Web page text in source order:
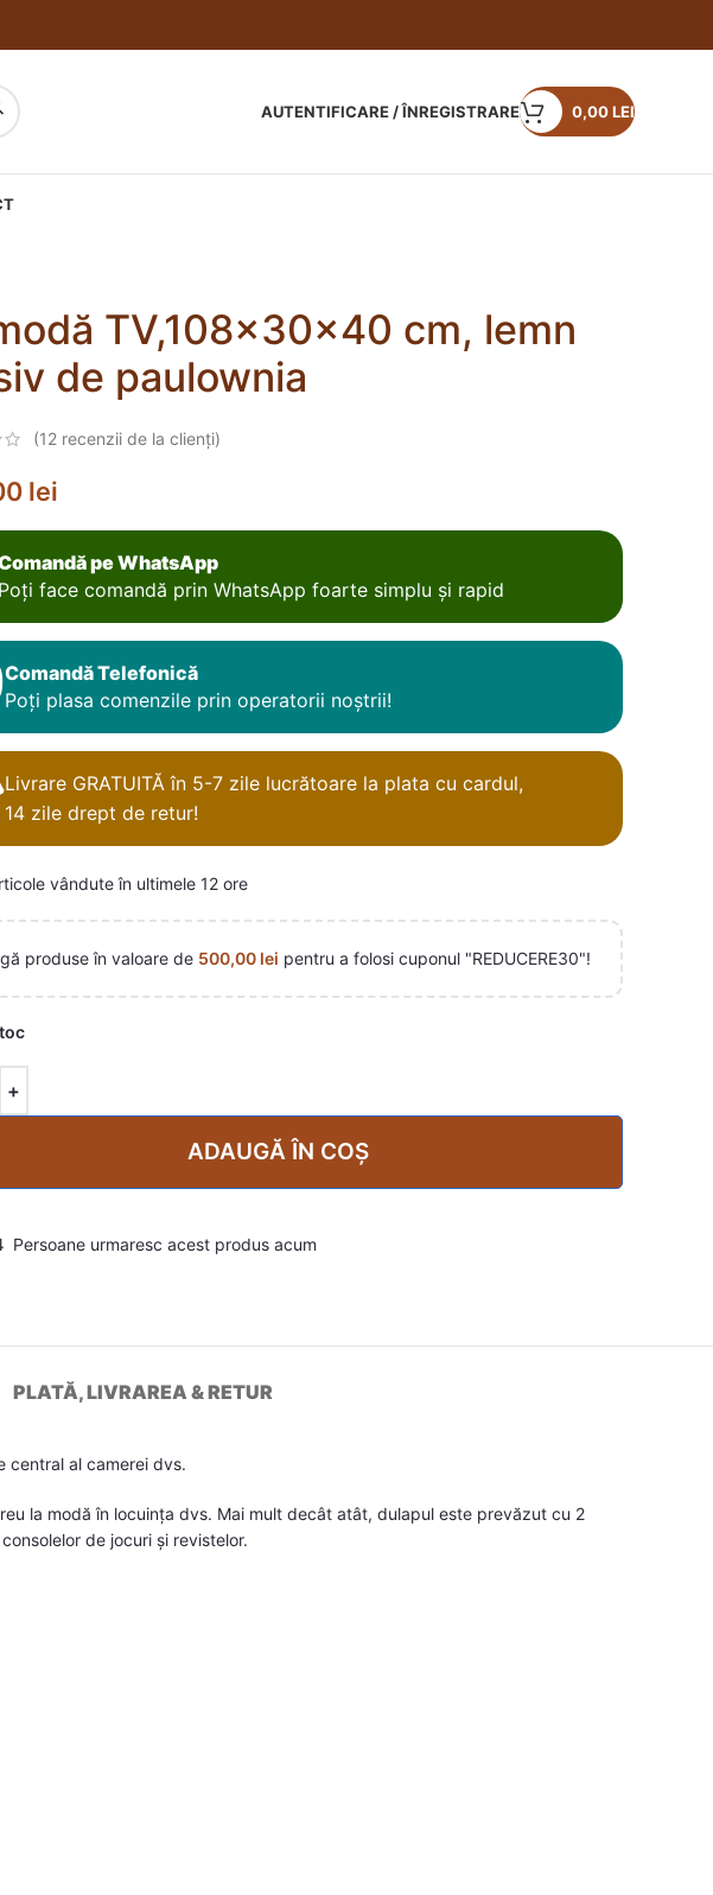
AUTENTIFICARE / ÎNREGISTRARE 0,00LEI
TV,108x30x40 cm, lemn
de paulownia
(12 recenzii de la clienți)
lei
pe WhatsApp
Poți face comandă prin WhatsApp foarte simplu și rapid
Comandă Telefonică
Poți plasa comenzile prin operatorii noștrii!
Livrare GRATUITĂ în 5-7 zile lucrătoare la plata cu cardul,
14 zile drept de retur!
vândute în ultimele 12 ore
produse în valoare de 500,00 lei pentru a folosi cuponul "REDUCERE30"!
ADAUGĂ ÎN COȘ
Persoane urmaresc acest produs acum
PLATĂ, LIVRAREA & RETUR
central al camerei dvs.
la modă în locuința dvs. Mai mult decât atât, dulapul este prevăzut cu 2
de jocuri și revistelor.